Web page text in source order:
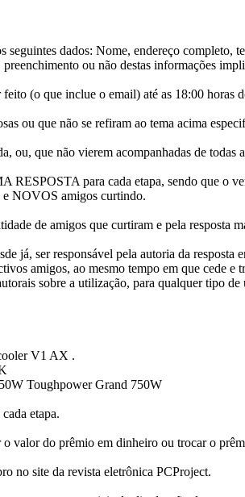
seguintes dados: Nome, endereço completo,
ou não destas informações
(o que inclue o email) até as 18:00 horas
ou que não se refiram ao tema acima
que não vierem acompanhadas de todas
para cada etapa, sendo que o
e NOVOS amigos curtindo.
de amigos que curtiram e pela resposta
já, ser responsável pela autoria da
amigos, ao mesmo tempo em que cede
sobre a utilização, para qualquer tipo
V1 AX .
Toughpower Grand 750W
etapa.
valor do prêmio em dinheiro ou trocar o
no site da revista eletrônica PCProject.